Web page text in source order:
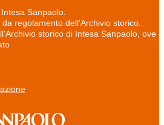
Sanpaolo.
regolamento dell'Archivio storico.
storico di Intesa Sanpaolo, ove